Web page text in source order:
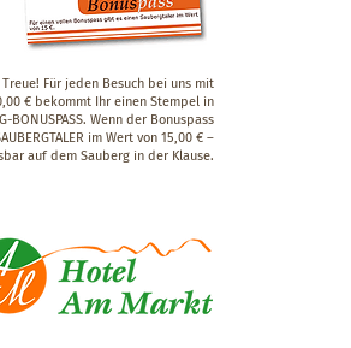
Für jeden Besuch bei uns mit
€ bekommt Ihr einen Stempel in
BONUSPASS. Wenn der Bonuspass
im Wert von 15,00 € –
auf dem Sauberg in der Klause.